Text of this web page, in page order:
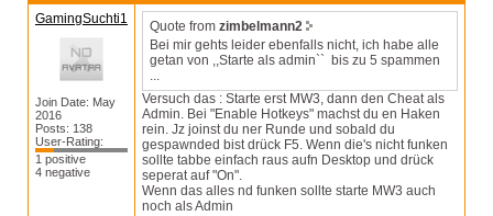
GamingSuchti1
Join Date: May
2016
Posts: 138
User-Rating:
1 positive
4 negative
Quote from zimbelmann2
Bei mir gehts leider ebenfalls nicht, ich habe alle
getan von ,,Starte als admin`` bis zu 5 spammen
...
Versuch das : Starte erst MW3, dann den Cheat als
Admin. Bei "Enable Hotkeys" machst du en Haken
rein. Jz joinst du ner Runde und sobald du
gespawnded bist drück F5. Wenn die's nicht funken
sollte tabbe einfach raus aufn Desktop und drück
seperat auf "On".
Wenn das alles nd funken sollte starte MW3 auch
noch als Admin